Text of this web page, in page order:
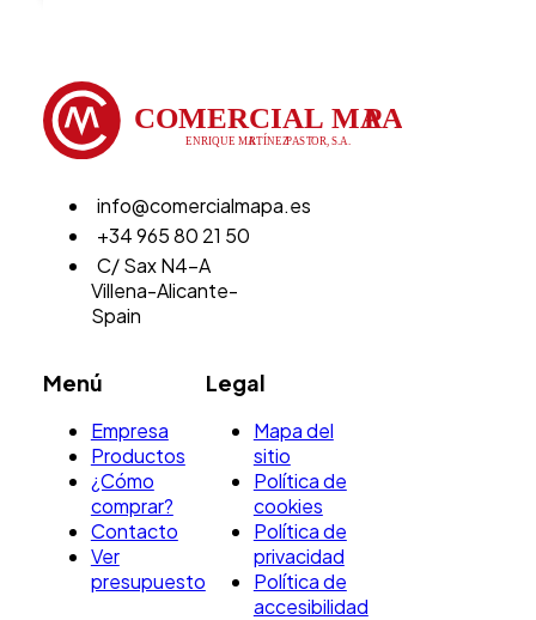
info@comercialmapa.es
+34 965 80 21 50
C/ Sax N4-A
Villena-Alicante-
Spain
Menú
Empresa
Productos
¿Cómo
comprar?
Contacto
Ver
presupuesto
Legal
Mapa del
sitio
Política de
cookies
Política de
privacidad
Política de
accesibilidad